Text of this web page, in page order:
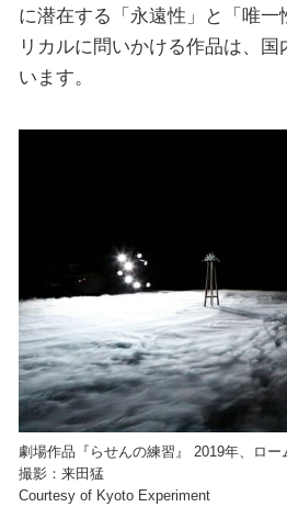
に潜在する「永遠性」と「唯一
リカルに問いかける作品は、
います。
劇場作品『らせんの練習』 2019年、ロー
撮影：来田猛
Courtesy of Kyoto Experiment